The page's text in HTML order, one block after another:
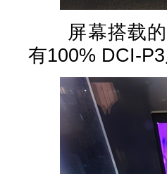
屏幕搭载的
有100% DCI-P3